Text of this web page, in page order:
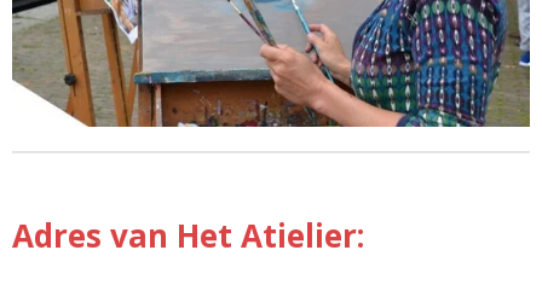
Adres van Het Atielier: